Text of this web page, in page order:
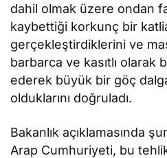
dahil olmak üzere ondan
kaybettiği korkunç bir
gerçekleştirdiklerini ve
barbarca ve kasıtlı olarak
ederek büyük bir göç
olduklarını doğruladı.
Bakanlık açıklamasında
Arap Cumhuriyeti, bu